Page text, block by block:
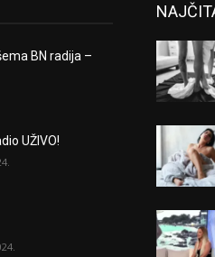
BN radija –
UŽIVO!